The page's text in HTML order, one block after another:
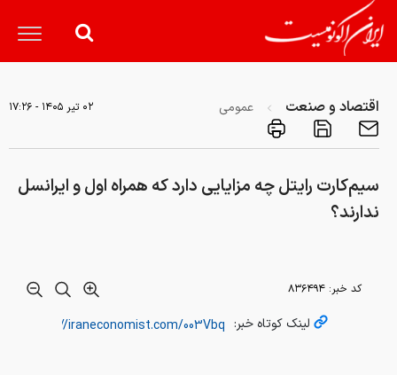
اقتصاد و صنعت عمومی ۰۲ تير ۱۴۰۵ - ۱۷:۲۶
سیم‌کارت رایتل چه مزایایی دارد که همراه اول و ایرانسل
ندارند؟
کد خبر: ۸۳۶۴۹۴
لینک کوتاه خبر: